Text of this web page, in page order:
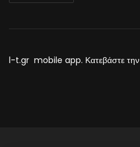
l-t.gr mobile app. Κατεβάστε την